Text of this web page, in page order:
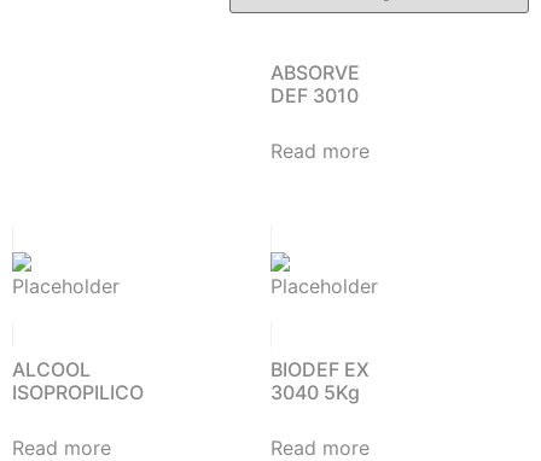
ABSORVE
DEF 3010
Read more
ALCOOL
ISOPROPILICO
Read more
BIODEF EX
3040 5Kg
Read more